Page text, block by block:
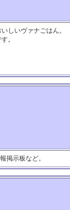
しいヴァナごはん。
。
掲示板など。